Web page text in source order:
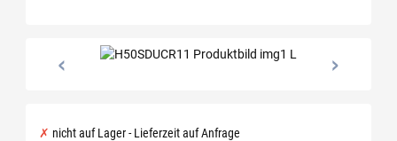
nicht auf Lager - Lieferzeit auf Anfrage